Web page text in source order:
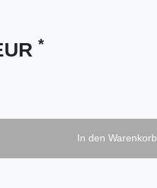
*
In den Warenkorb